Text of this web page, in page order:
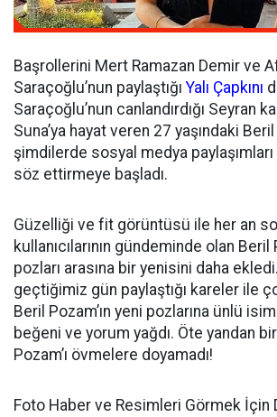
Başrollerini Mert Ramazan Demir ve
Saraçoğlu’nun paylaştığıYalı Çapkını
Saraçoğlu’nun canlandırdığı Seyran
Suna’ya hayat veren 27 yaşındaki
şimdilerde sosyal medya paylaşımları
söz ettirmeye başladı.
Güzelliği ve fit görüntüsü ile her an
kullanıcılarının gündeminde olan Beril
pozları arasına bir yenisini daha
geçtiğimiz gün paylaştığı kareler ile
Beril Pozam’ın yeni pozlarına ünlü
beğeni ve yorum yağdı. Öte yandan
Pozam’ı övmelere doyamadı!
Foto Haber ve Resimleri Görmek İçin